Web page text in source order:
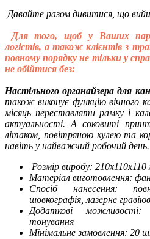
Давайте разом дивитися, що
Для того, щоб у Ваших
логістів, а також клієнтів з
повному порядку не тільки у
не обійтися без:
Настільного органайзера для
також виконує функцію вічного
місяць переставляти рамку і
актуальності. А соковиті
літаком, повітряною кулею та
навіть у найважчий робочий день.
Розмір виробу:
Матеріал виготовлення:
Спосіб нанесення:
шовкографія, лазерне
Додаткові можливості:
тонування
Мінімальне замовлення: 20